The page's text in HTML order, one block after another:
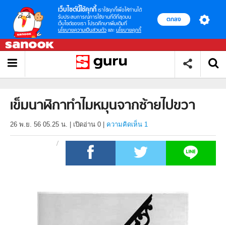
เว็บไซต์นี้ใช้คุกกี้ เราใช้คุกกี้เพื่อให้ท่านได้
รับประสบการณ์การใช้งานที่ดีที่สุดบน
เว็บไซต์ของเรา โปรดศึกษาเพิ่มเติมที่
นโยบายความเป็นส่วนตัว และ นโยบายคุกกี้
ตกลง
เข็มนาฬิกาทำไมหมุนจากซ้ายไปขวา
26 พ.ย. 56 05.25 น. เปิดอ่าน 0 ความคิดเห็น 1